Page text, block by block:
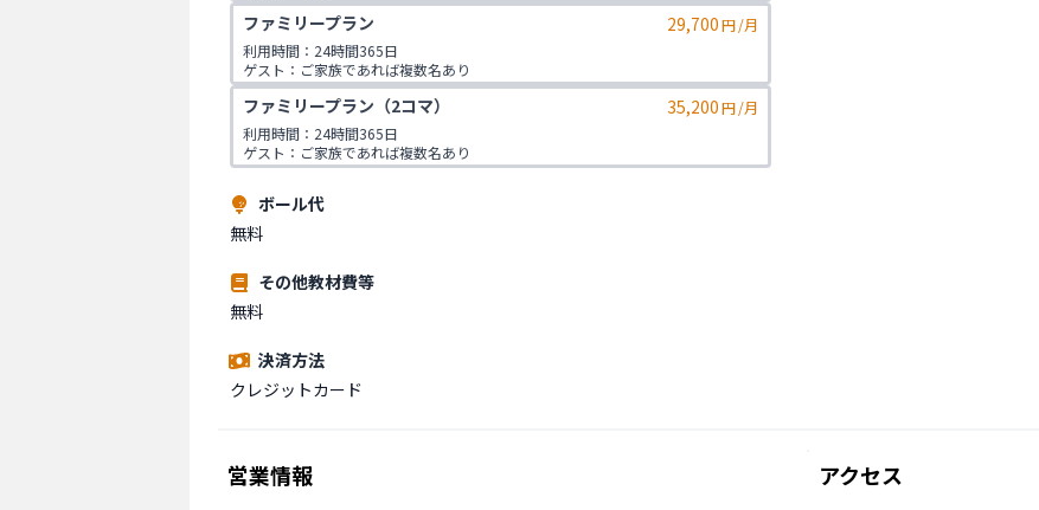
ファミリープラン 29,700円/月
利用時間：24時間365日
ゲスト：ご家族であれば複数名あり
※ご入会時にご家族名の登録をお願いしております。二親等までのご家族が対象
です。
ファミリープラン（2コマ） 35,200円/月
利用時間：24時間365日
ゲスト：ご家族であれば複数名あり
※ご入会時にご家族名の登録をお願いしております。二親等までのご家族が対象
ボール代
無料
その他教材費等
無料
決済方法
クレジットカード
営業情報 アクセス